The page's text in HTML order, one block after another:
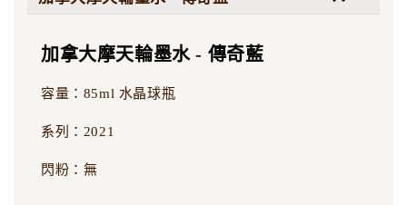
加拿大摩天輪墨水 - 傳奇藍
容量：85ml 水晶球瓶
系列：2021
閃粉：無